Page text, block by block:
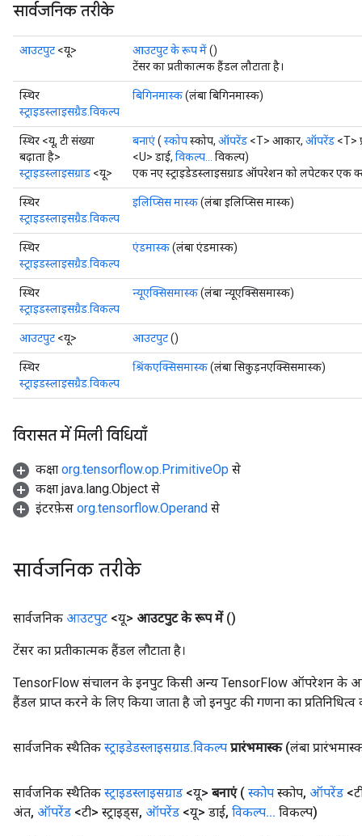
सार्वजनिक तरीके
आउटपुट <यू> आउटपुट के रूप में()
टेंसर का प्रतीकात्मक हैंडल लौटाता है।
स्थिर
स्ट्राइडस्लाइसग्रैड.विकल्प
बिगिनमास्क(लंबा बिगिनमास्क)
स्थिर <यू, टी संख्या
बढ़ाता है>
स्ट्राइडस्लाइसग्राड <यू>
बनाएं( स्कोपस्कोप, ऑपरेंड <T> आकार, ऑपरेंड <T>
<U> डाई, विकल्प...
विकल्प)
एक नए स्ट्राइडेडस्लाइसग्राड ऑपरेशन को लपेटकर एक
स्थिर
स्ट्राइडस्लाइसग्रैड.विकल्प
इलिप्सिस मास्क(लंबा इलिप्सिस मास्क)
स्थिर
स्ट्राइडस्लाइसग्रैड.विकल्प
एंडमास्क(लंबा एंडमास्क)
स्थिर
स्ट्राइडस्लाइसग्रैड.विकल्प
न्यूएक्सिसमास्क(लंबा न्यूएक्सिसमास्क)
आउटपुट <यू> आउटपुट()
स्थिर
स्ट्राइडस्लाइसग्रैड.विकल्प
श्रिंकएक्सिसमास्क(लंबा सिकुड़नएक्सिसमास्क)
विरासत में मिली विधियाँ
कक्षा org.tensorflow.op.PrimitiveOp से
कक्षा java.lang.Object से
इंटरफ़ेस org.tensorflow.Operand से
सार्वजनिक तरीके
सार्वजनिक आउटपुट <यू> आउटपुट के रूप में ()
टेंसर का प्रतीकात्मक हैंडल लौटाता है।
TensorFlow संचालन के इनपुट किसी अन्य TensorFlow ऑपरेशन के
हैंडल प्राप्त करने के लिए किया जाता है जो इनपुट की गणना का प्रतिनिधित्व
सार्वजनिक स्थैतिक स्ट्राइडेडस्लाइसग्राड.विकल्प प्रारंभमास्क (लंबा
सार्वजनिक स्थैतिक स्ट्राइडस्लाइसग्राड <यू> बनाएं ( स्कोप स्कोप, ऑपरेंड
अंत, ऑपरेंड <टी> स्ट्राइड्स, ऑपरेंड <यू> डाई, विकल्प... विकल्प)